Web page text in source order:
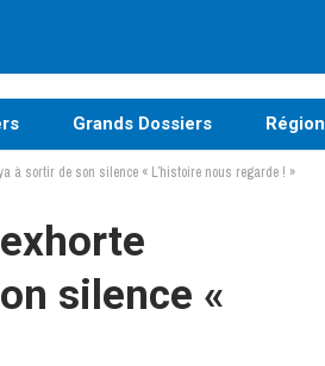
Grands Dossiers Région
à sortir de son silence « L’histoire nous regarde ! »
silence «